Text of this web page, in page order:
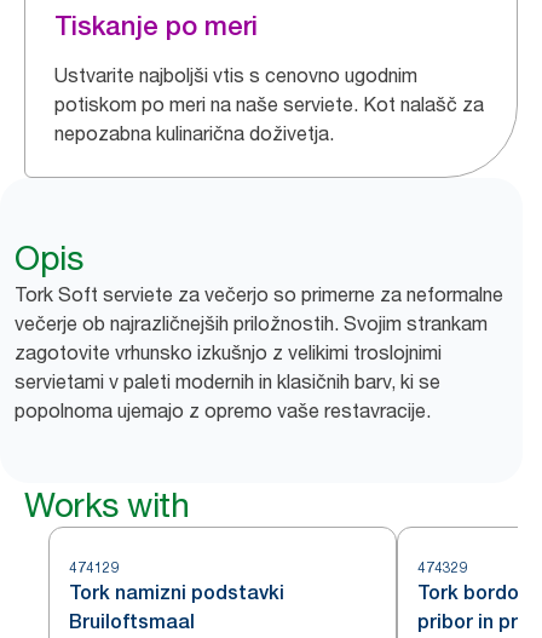
Tiskanje po meri
Ustvarite najboljši vtis s cenovno ugodnim
potiskom po meri na naše serviete. Kot nalašč za
nepozabna kulinarična doživetja.
Opis
Tork Soft serviete za večerjo so primerne za neformalne
večerje ob najrazličnejših priložnostih. Svojim strankam
zagotovite vrhunsko izkušnjo z velikimi troslojnimi
servietami v paleti modernih in klasičnih barv, ki se
popolnoma ujemajo z opremo vaše restavracije.
Works with
474129
Tork namizni podstavki
Bruiloftsmaal
474329
Tork bordo
pribor in